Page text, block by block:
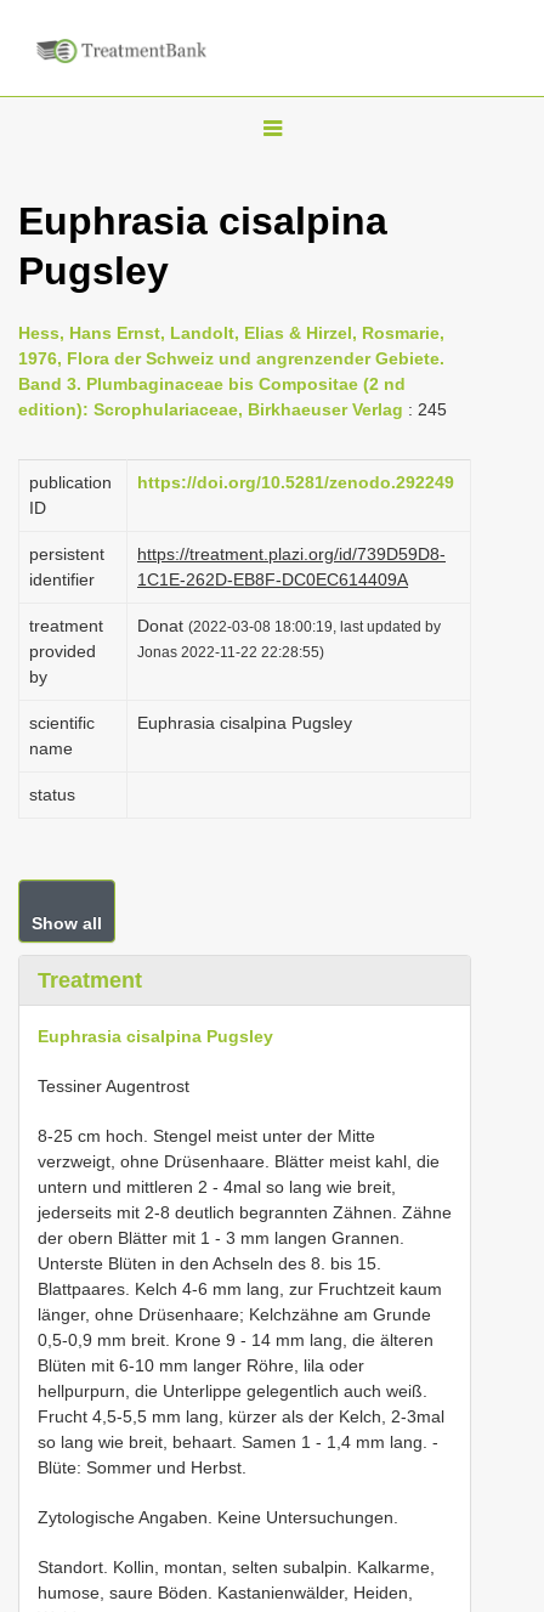
T
g
n
a
v
g
i
n
Euphrasia cisalpina
Pugsley
Hess, Hans Ernst, Landolt, Elias & Hirzel, Rosmarie,
1976, Flora der Schweiz und angrenzender Gebiete.
Band 3. Plumbaginaceae bis Compositae (2 nd
edition): Scrophulariaceae, Birkhaeuser Verlag : 245
publication
ID
https://doi.org/10.5281/zenodo.292249
persistent
identifier
https://treatment.plazi.org/id/739D59D8-
1C1E-262D-EB8F-DC0EC614409A
treatment
provided
by
Donat (2022-03-08 18:00:19, last updated by
Jonas 2022-11-22 22:28:55)
scientific
name
Euphrasia cisalpina Pugsley
status
Show all
Treatment
Euphrasia cisalpina Pugsley
Tessiner Augentrost
8-25 cm hoch. Stengel meist unter der Mitte
verzweigt, ohne Drüsenhaare. Blätter meist kahl, die
untern und mittleren 2 - 4mal so lang wie breit,
jederseits mit 2-8 deutlich begrannten Zähnen. Zähne
der obern Blätter mit 1 - 3 mm langen Grannen.
Unterste Blüten in den Achseln des 8. bis 15.
Blattpaares. Kelch 4-6 mm lang, zur Fruchtzeit kaum
länger, ohne Drüsenhaare; Kelchzähne am Grunde
0,5-0,9 mm breit. Krone 9 - 14 mm lang, die älteren
Blüten mit 6-10 mm langer Röhre, lila oder
hellpurpurn, die Unterlippe gelegentlich auch weiß.
Frucht 4,5-5,5 mm lang, kürzer als der Kelch, 2-3mal
so lang wie breit, behaart. Samen 1 - 1,4 mm lang. -
Blüte: Sommer und Herbst.
Zytologische Angaben. Keine Untersuchungen.
Standort. Kollin, montan, selten subalpin. Kalkarme,
humose, saure Böden. Kastanienwälder, Heiden,